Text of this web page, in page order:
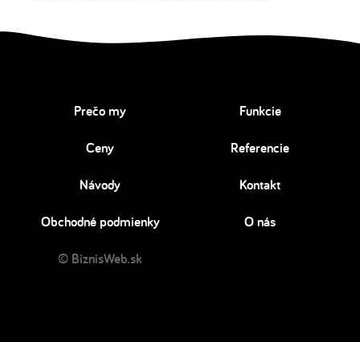
Prečo my Funkcie
Ceny Referencie
Návody Kontakt
Obchodné podmienky O nás
© BiznisWeb.sk